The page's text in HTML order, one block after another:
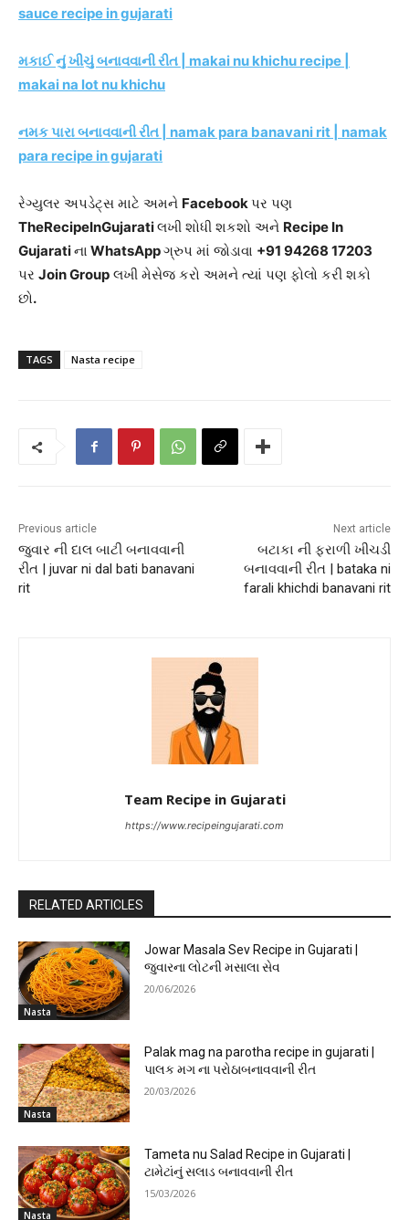
sauce recipe in gujarati
મકાઈ નું ખીચું બનાવવાની રીત | makai nu khichu recipe |
makai na lot nu khichu
નમક પારા બનાવવાની રીત | namak para banavani rit | namak
para recipe in gujarati
રેગ્યુલર અપડેટ્સ માટે અમને Facebookપર પણ
TheRecipeInGujaratiલખી શોધી શકશો અને Recipe In
Gujaratiના WhatsAppગ્રુપ માં જોડાવા +91 94268 17203
પર Join Group લખી મેસેજ કરો અમને ત્યાં પણ ફોલો કરી શકો
છો.
TAGS Nasta recipe
Previous article
જુવાર ની દાલ બાટી બનાવવાની
રીત | juvar ni dal bati banavani
rit
Next article
બટાકા ની ફરાળી ખીચડી
બનાવવાની રીત | bataka ni
farali khichdi banavani rit
Team Recipe in Gujarati
https://www.recipeingujarati.com
RELATED ARTICLES
Nasta
Jowar Masala Sev Recipe in Gujarati |
જુવારના લોટની મસાલા સેવ
20/06/2026
Nasta
Palak mag na parotha recipe in gujarati |
પાલક મગ ના પરોઠાબનાવવાની રીત
20/03/2026
Nasta
Tameta nu Salad Recipe in Gujarati |
ટામેટાંનું સલાડ બનાવવાની રીત
15/03/2026